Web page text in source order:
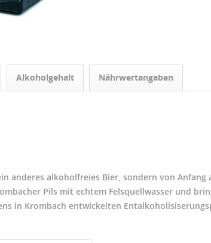
Alkoholgehalt Nährwertangaben
anderes alkoholfreies Bier, sondern von Anfang
Pils mit echtem Felsquellwasser und
in Krombach entwickelten